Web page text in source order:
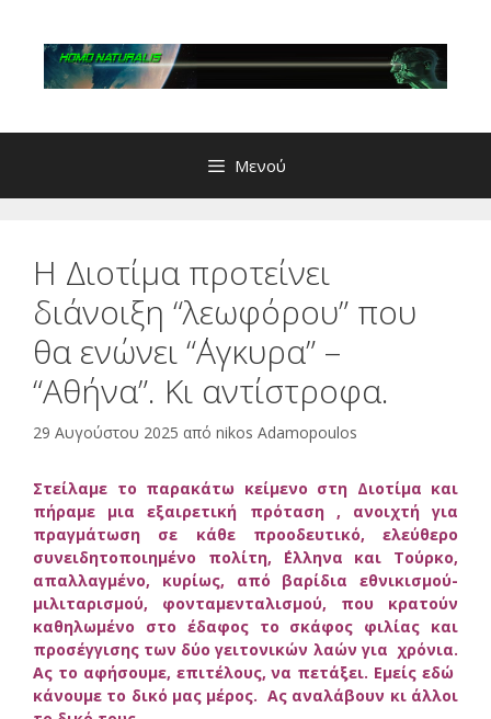
περιεχόμενο
Μενού
Η Διοτίμα προτείνει
διάνοιξη “λεωφόρου” που
θα ενώνει “΄Αγκυρα” –
“Αθήνα”. Κι αντίστροφα.
29 Αυγούστου 2025 από nikos Adamopoulos
Στείλαμε το παρακάτω κείμενο στη Διοτίμα και
πήραμε μια εξαιρετική πρόταση , ανοιχτή για
πραγμάτωση σε κάθε προοδευτικό, ελεύθερο
συνειδητοποιημένο πολίτη, ΄Ελληνα και Τούρκο,
απαλλαγμένο, κυρίως, από βαρίδια εθνικισμού-
μιλιταρισμού, φονταμενταλισμού, που κρατούν
καθηλωμένο στο έδαφος το σκάφος φιλίας και
προσέγγισης των δύο γειτονικών λαών για χρόνια.
Ας το αφήσουμε, επιτέλους, να πετάξει. Εμείς εδώ
κάνουμε το δικό μας μέρος. Ας αναλάβουν κι άλλοι